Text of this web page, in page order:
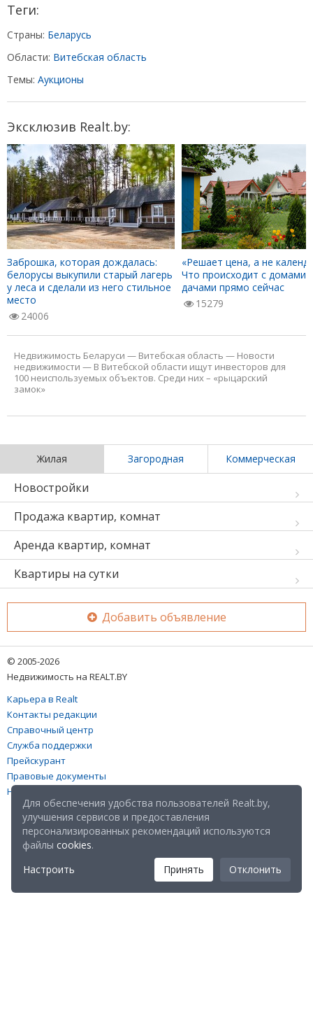
Теги:
Страны: Беларусь
Области: Витебская область
Темы: Аукционы
Эксклюзив Realt.by:
Заброшка, которая дождалась:
белорусы выкупили старый лагерь
у леса и сделали из него стильное
место
24006
«Решает цена, а не
Что происходит с домами
дачами прямо сейчас
15279
Недвижимость Беларуси — Витебская область — Новости
недвижимости — В Витебской области ищут инвесторов для
100 неиспользуемых объектов. Среди них – «рыцарский
замок»
Жилая Загородная Коммерческая
Новостройки
Продажа квартир, комнат
Аренда квартир, комнат
Квартиры на сутки
Добавить объявление
© 2005-2026
Недвижимость на REALT.BY
Карьера в Realt
Контакты редакции
Справочный центр
Служба поддержки
Прейскурант
Правовые документы
Настройка файлов cookies
Для обеспечения удобства пользователей Realt.by,
улучшения сервисов и предоставления
персонализированных рекомендаций используются
файлы cookies.
Настроить
Принять Отклонить